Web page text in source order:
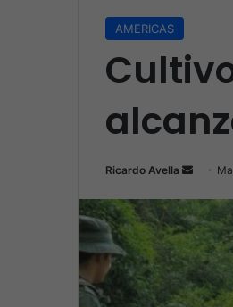
AMERICAS
Ricardo Avella
d
a
n
e